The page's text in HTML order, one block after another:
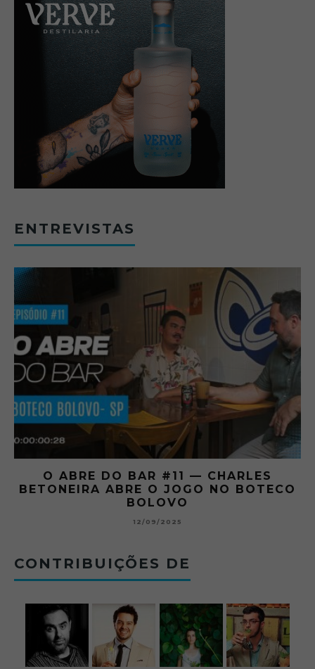
ENTREVISTAS
O ABRE DO BAR #11 — CHARLES
BETONEIRA ABRE O JOGO NO BOTECO
BOLOVO
12/09/2025
CONTRIBUIÇÕES DE